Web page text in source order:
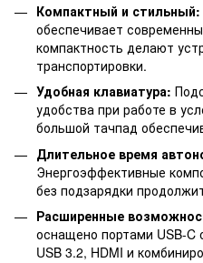
Компактный и стильный:
обеспечивает
компактность делают
транспортировки.
Удобная клавиатура:
удобства при работе в
большой тачпад
Длительное время
Энергоэффективные
без подзарядки
Расширенные
оснащено портами USB-C
USB 3.2, HDMI и